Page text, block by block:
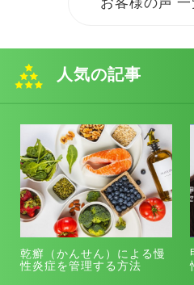
お客様の声 一
人気の記事
乾癬（かんせん）による慢
性炎症を管理する方法